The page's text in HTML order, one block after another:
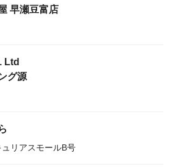
早瀬豆富店
Ltd
グ源
リアスモールB号